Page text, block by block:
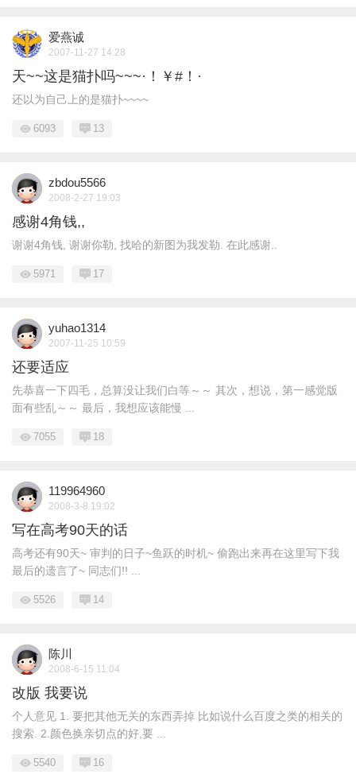
爱燕诚
2007-11-27 14:28
天~~这是猫扑吗~~~·！￥#！·
还以为自己上的是猫扑~~~~
6093 13
zbdou5566
2008-2-27 19:03
感谢4角钱,,
谢谢4角钱, 谢谢你勒, 找哈的新图为我发勒. 在此感谢..
5971 17
yuhao1314
2007-11-25 10:59
还要适应
先恭喜一下四毛，总算没让我们白等～～ 其次，想说，第一感觉版
面有些乱～～ 最后，我想应该能慢 ...
7055 18
119964960
2008-3-8 19:02
写在高考90天的话
高考还有90天~ 审判的日子~鱼跃的时机~ 偷跑出来再在这里写下我
最后的遗言了~ 同志们!! ...
5526 14
陈川
2008-6-15 11:04
改版 我要说
个人意见 1. 要把其他无关的东西弄掉 比如说什么百度之类的相关的
搜索. 2.颜色换亲切点的好,要 ...
5540 16